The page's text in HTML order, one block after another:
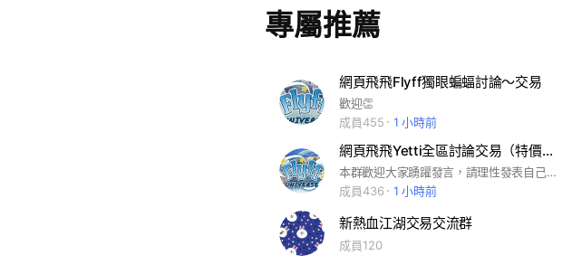
專屬推薦
網頁飛飛Flyff獨眼蝙蝠討論～交易
歡迎👏
成員455
1 小時前
網頁飛飛Yetti全區討論交易（特價）flyff universe 4/24Fwc賽季服開服。
本群歡迎大家踴躍發言，請理性發表自己觀點。本群可以發各種物品買賣。 允許發送賬號交易信息，賬號交易請走安全平台，出現任何情況本群概不負責，禁止刷屏，營造良好的氛圍。謝謝配合。 #飛飛#獨眼蝙蝠#夢想飛飛#新飛飛#網頁飛飛#Fwc#flyff#flyff universe#yetti
成員436
1 小時前
新熱血江湖交易交流群
成員120